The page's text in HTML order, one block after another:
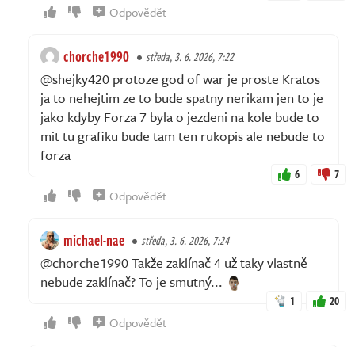
Odpovědět
chorche1990 středa, 3. 6. 2026, 7:22
@shejky420 protoze god of war je proste Kratos
ja to nehejtim ze to bude spatny nerikam jen to je
jako kdyby Forza 7 byla o jezdeni na kole bude to
mit tu grafiku bude tam ten rukopis ale nebude to
forza
6 7
Odpovědět
michael-nae středa, 3. 6. 2026, 7:24
@chorche1990 Takže zaklínač 4 už taky vlastně
nebude zaklínač? To je smutný...
1 20
Odpovědět